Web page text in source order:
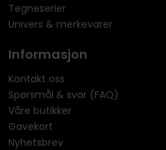
Tegneserier
Univers & merkevarer
Informasjon
Kontakt oss
Spørsmål & svar (FAQ)
Våre butikker
Gavekort
Nyhetsbrev